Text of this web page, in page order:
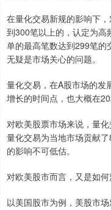
在量化交易新规的影响下
到300笔以上的，认定为高
单的最高笔数达到299笔的
无疑是市场关心的问题。
量化交易，在A股市场的发
增长的时间点，也大概在
对欧美股票市场来说，量
量化交易为当地市场贡献
的影响不可低估。
对欧美股市而言，又是如
以美国股市为例，美股市